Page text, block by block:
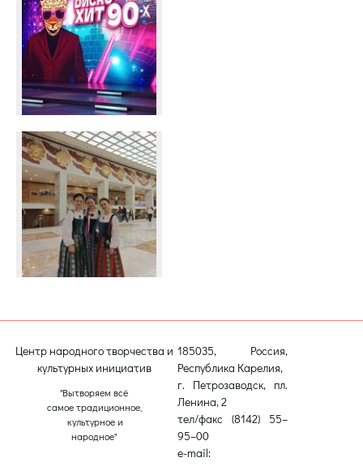
Центр народного творчества и
культурных инициатив
"Вытворяем всё
самое традиционное,
культурное и
народное"
185035, Россия,
Республика Карелия,
г. Петрозаводск, пл.
Ленина, 2
тел/факс (8142) 55–
95–00
e-mail: